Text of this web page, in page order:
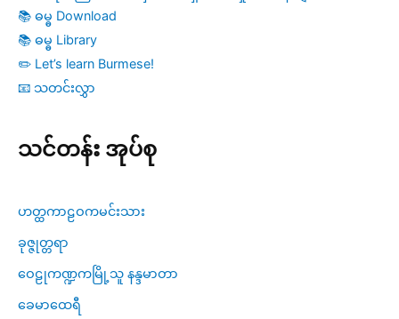
📚 ဓမ္ဓ Download
📚 ဓမ္ဓ Library
✏️ Let’s learn Burmese!
📧 သတင်းလွှာ
သင်တန်း အုပ်စု
ဟတ္ထကာဠဝကမင်းသား
ခုဇ္ဇုတ္တရာ
ဝေဠုကဏ္ဍကမြို့သူ နန္ဒမာတာ
ခေမာထေရီ